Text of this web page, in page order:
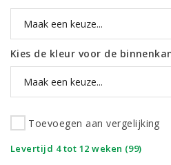
Kies de kleur voor de
Toevoegen aan vergelijking
Levertijd 4 tot 12 weken (99)